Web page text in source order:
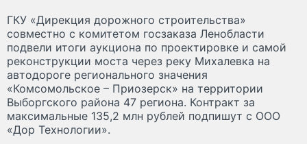
ГКУ «Дирекция дорожного строительства»
совместно с комитетом госзаказа Ленобласти
подвели итоги аукциона по проектировке и самой
реконструкции моста через реку Михалевка на
автодороге регионального значения
«Комсомольское – Приозерск» на территории
Выборгского района 47 региона. Контракт за
максимальные 135,2 млн рублей подпишут с ООО
«Дор Технологии».